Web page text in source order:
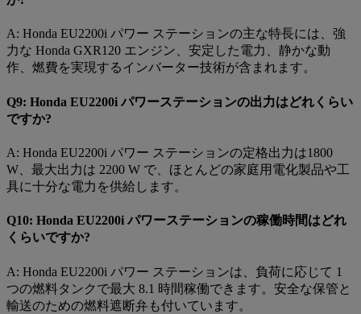
A: Honda EU2200i パワー ステーションの主な特長には、強
力な Honda GXR120 エンジン、安定した電力、静かな動
作、燃費を実現するインバーター技術が含まれます。
Q9: Honda EU2200i パワーステーションの出力はどれくらい
ですか?
A: Honda EU2200i パワー ステーションの定格出力は1800
W、最大出力は 2200 W で、ほとんどの家庭用電化製品や工
具に十分な電力を供給します。
Q10: Honda EU2200i パワーステーションの稼働時間はどれ
くらいですか?
A: Honda EU2200i パワー ステーションは、負荷に応じて 1
つの燃料タンクで最大 8.1 時間稼働できます。安全な保管と
輸送のための燃料遮断弁も付いています。